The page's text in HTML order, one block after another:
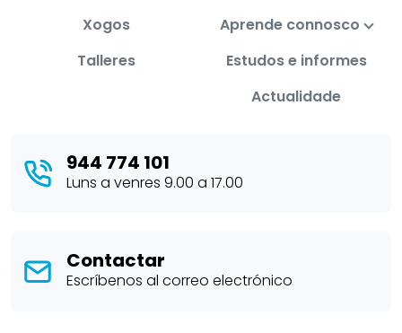
Xogos
Talleres
Aprende connosco
Estudos e informes
Actualidade
944 774 101
Luns a venres 9.00 a 17.00
Contactar
Escríbenos al correo electrónico